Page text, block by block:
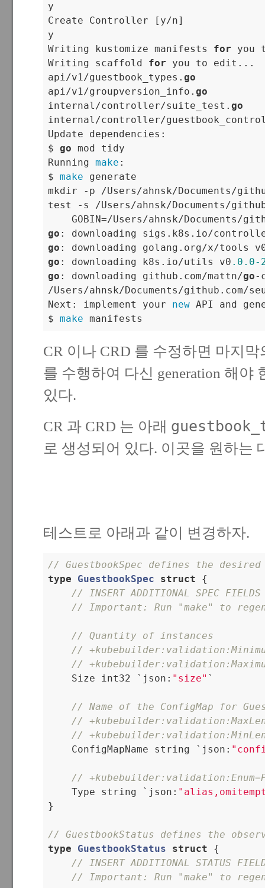
y
Create Controller [y/n]
y
Writing kustomize manifests for you
Writing scaffold for you to edit...
api/v1/guestbook_types. go
api/v1/groupversion_info. go
internal/controller/suite_test. go
internal/controller/
Update dependencies:
$ go mod tidy
Running make :
$ make generate
mkdir -p /Users/ahnsk/Documents/
test -s /Users/ahnsk/Documents/
GOBIN=/Users/ahnsk/Documents/
go : downloading sigs.k8s.io/
go : downloading golang.org/x/tools
go : downloading k8s.io/utils v0 .0 .0-
go : downloading github.com/mattn/go-
/Users/ahnsk/Documents/github.com/
Next: implement your new API and
$ make manifests
CR 이나 CRD 를 수정하면 마지
를 수행하여 다신 generation 해야
있다.
CR 과 CRD 는 아래
로 생성되어 있다. 이곳을 원하는
테스트로 아래과 같이 변경하자.
// GuestbookSpec defines the
type
GuestbookSpec struct {
// INSERT ADDITIONAL SPEC
// Important: Run "make" to
// Quantity of instances
//
//
    Size int32 `json:
"size" `
// Name of the ConfigMap for
//
//
    ConfigMapName string `json:
//
    Type string `json:
}
// GuestbookStatus defines the
type
GuestbookStatus struct {
// INSERT ADDITIONAL STATUS
// Important: Run "make" to